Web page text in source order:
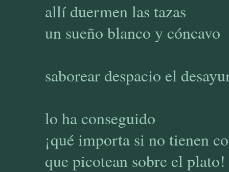
allí duermen las tazas
un sueño blanco y cóncavo
saborear despacio el
lo ha conseguido
¡qué importa si no tienen
que picotean sobre el plato!